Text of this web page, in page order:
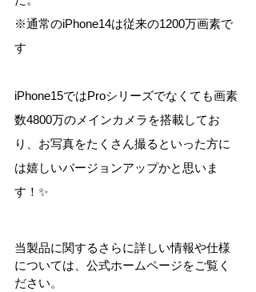
※通常のiPhone14は従来の1200万画素で
す
iPhone15ではProシリーズでなくても画素
数4800万のメインカメラを搭載してお
り、お写真をたくさん撮るといった方に
は嬉しいバージョンアップかと思いま
す！✨
当製品に関するさらに詳しい情報や仕様
については、公式ホームページをご覧く
ださい。